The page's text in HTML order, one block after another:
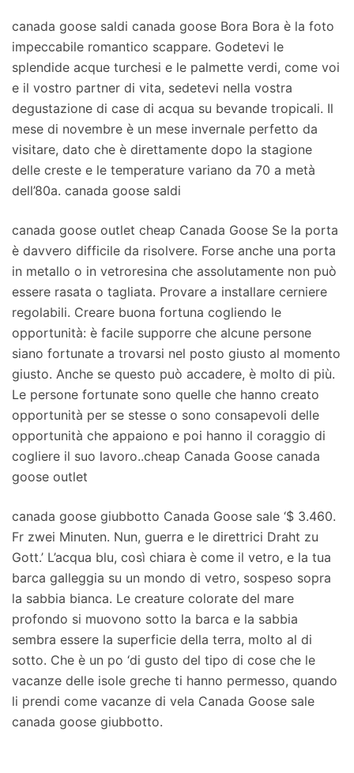
canada goose saldi canada goose Bora Bora è la foto
impeccabile romantico scappare. Godetevi le
splendide acque turchesi e le palmette verdi, come voi
e il vostro partner di vita, sedetevi nella vostra
degustazione di case di acqua su bevande tropicali. Il
mese di novembre è un mese invernale perfetto da
visitare, dato che è direttamente dopo la stagione
delle creste e le temperature variano da 70 a metà
dell’80a. canada goose saldi
canada goose outlet cheap Canada Goose Se la porta
è davvero difficile da risolvere. Forse anche una porta
in metallo o in vetroresina che assolutamente non può
essere rasata o tagliata. Provare a installare cerniere
regolabili. Creare buona fortuna cogliendo le
opportunità: è facile supporre che alcune persone
siano fortunate a trovarsi nel posto giusto al momento
giusto. Anche se questo può accadere, è molto di più.
Le persone fortunate sono quelle che hanno creato
opportunità per se stesse o sono consapevoli delle
opportunità che appaiono e poi hanno il coraggio di
cogliere il suo lavoro..cheap Canada Goose canada
goose outlet
canada goose giubbotto Canada Goose sale ‘$ 3.460.
Fr zwei Minuten. Nun, guerra e le direttrici Draht zu
Gott.’ L’acqua blu, così chiara è come il vetro, e la tua
barca galleggia su un mondo di vetro, sospeso sopra
la sabbia bianca. Le creature colorate del mare
profondo si muovono sotto la barca e la sabbia
sembra essere la superficie della terra, molto al di
sotto. Che è un po ‘di gusto del tipo di cose che le
vacanze delle isole greche ti hanno permesso, quando
li prendi come vacanze di vela Canada Goose sale
canada goose giubbotto.